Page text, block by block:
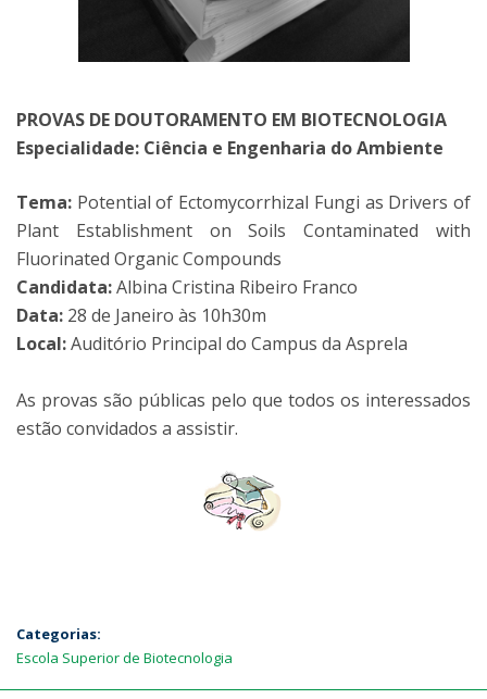
PROVAS DE DOUTORAMENTO EM BIOTECNOLOGIA
Especialidade: Ciência e Engenharia do Ambiente
Tema: Potential of Ectomycorrhizal Fungi as Drivers of
Plant Establishment on Soils Contaminated with
Fluorinated Organic Compounds
Candidata:Albina Cristina Ribeiro Franco
Data: 28 de Janeiro às 10h30m
Local:Auditório Principal do Campus da Asprela
As provas são públicas pelo que todos os interessados
estão convidados a assistir.
Categorias:
Escola Superior de Biotecnologia